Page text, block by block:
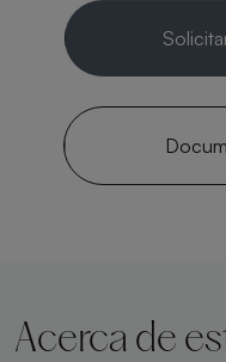
Acerca de